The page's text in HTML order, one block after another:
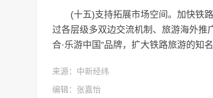
(十五)支持拓展市场空间。加快铁路
过各层级多双边交流机制、旅游海外推
合·乐游中国”品牌，扩大铁路旅游的知
来源：中新经纬
编辑：张嘉怡